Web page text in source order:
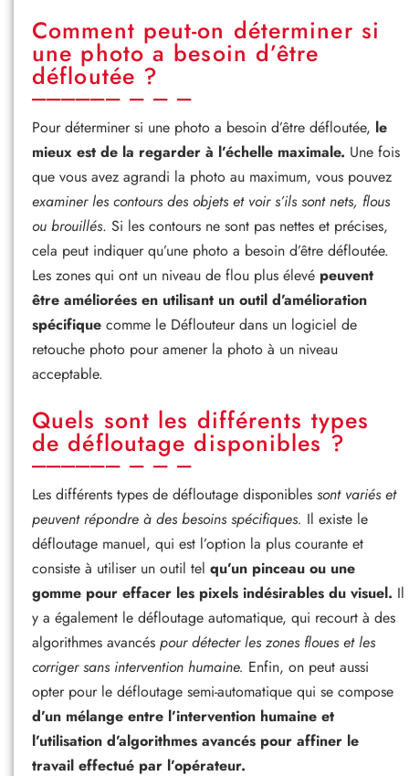
Comment peut-on déterminer si
une photo a besoin d’être
défloutée ?
Pour déterminer si une photo a besoin d’être défloutée, le
mieux est de la regarder à l’échelle maximale. Une fois
que vous avez agrandi la photo au maximum, vous pouvez
examiner les contours des objets et voir s’ils sont nets, flous
ou brouillés. Si les contours ne sont pas nettes et précises,
cela peut indiquer qu’une photo a besoin d’être défloutée.
Les zones qui ont un niveau de flou plus élevé peuvent
être améliorées en utilisant un outil d’amélioration
spécifique comme le Déflouteur dans un logiciel de
retouche photo pour amener la photo à un niveau
acceptable.
Quels sont les différents types
de défloutage disponibles ?
Les différents types de défloutage disponibles sont variés et
peuvent répondre à des besoins spécifiques. Il existe le
défloutage manuel, qui est l’option la plus courante et
consiste à utiliser un outil tel qu’un pinceau ou une
gomme pour effacer les pixels indésirables du visuel. Il
y a également le défloutage automatique, qui recourt à des
algorithmes avancés pour détecter les zones floues et les
corriger sans intervention humaine. Enfin, on peut aussi
opter pour le défloutage semi-automatique qui se compose
d’un mélange entre l’intervention humaine et
l’utilisation d’algorithmes avancés pour affiner le
travail effectué par l’opérateur.